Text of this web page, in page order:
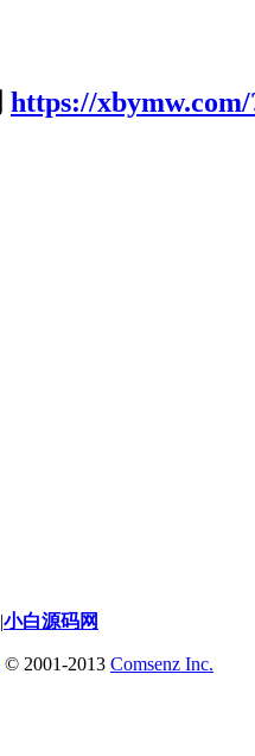
https://xbymw.com/
|小白源码网
© 2001-2013 Comsenz Inc.